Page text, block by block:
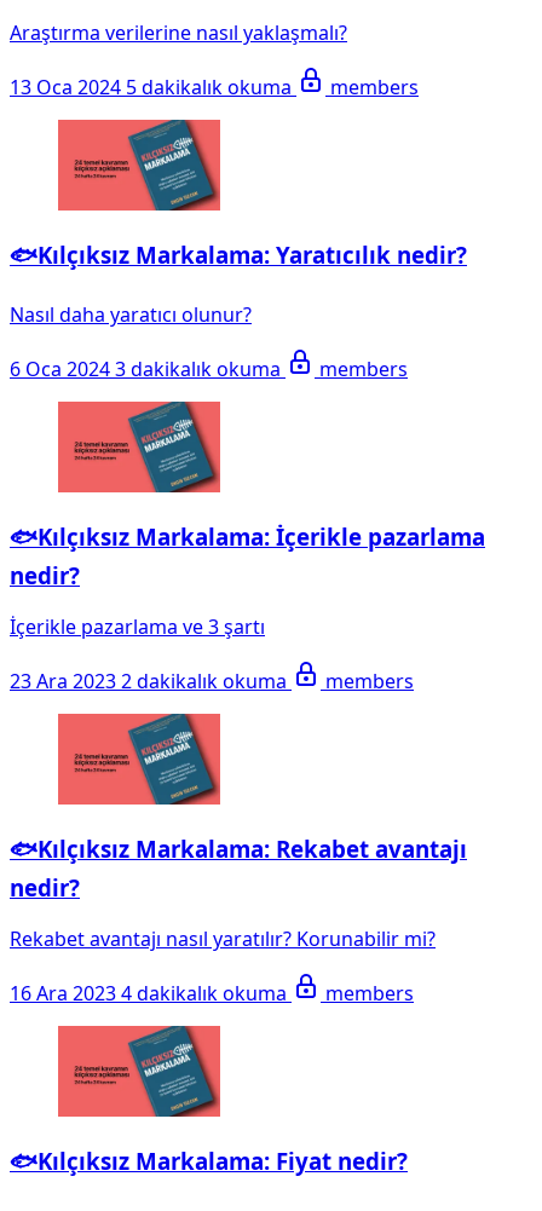
Araştırma verilerine nasıl yaklaşmalı?
13 Oca 2024 5 dakikalık okuma members
🐟Kılçıksız Markalama: Yaratıcılık nedir?
Nasıl daha yaratıcı olunur?
6 Oca 20243 dakikalık okuma members
🐟Kılçıksız Markalama: İçerikle pazarlama
nedir?
İçerikle pazarlama ve 3 şartı
23 Ara 20232 dakikalık okuma members
🐟Kılçıksız Markalama: Rekabet avantajı
nedir?
Rekabet avantajı nasıl yaratılır? Korunabilir mi?
16 Ara 20234 dakikalık okuma members
🐟Kılçıksız Markalama: Fiyat nedir?